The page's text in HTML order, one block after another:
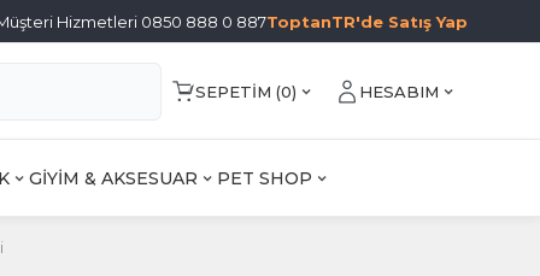
Hizmetleri 0850 888 0 887ToptanTR'de Satış Yap
SEPETIM (0) HESABIM
GİYİM & AKSESUAR PET SHOP